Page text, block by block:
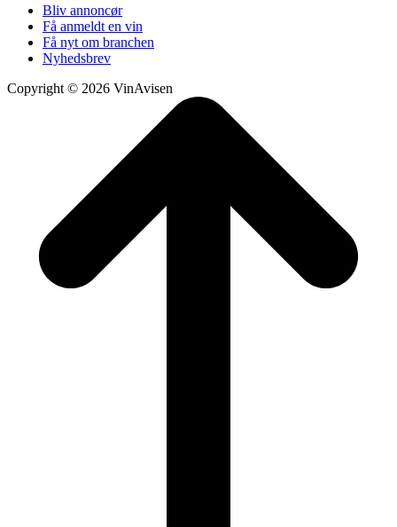
Bliv annoncør
Få anmeldt en vin
Få nyt om branchen
Nyhedsbrev
Copyright © 2026 VinAvisen